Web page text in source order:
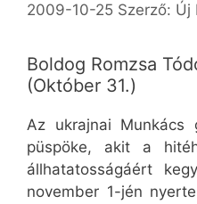
2009-10-25 Szerző: Új
Boldog Romzsa
(Október 31.)
Az ukrajnai Munkács
püspöke, akit a
állhatatosságáért
november 1-jén